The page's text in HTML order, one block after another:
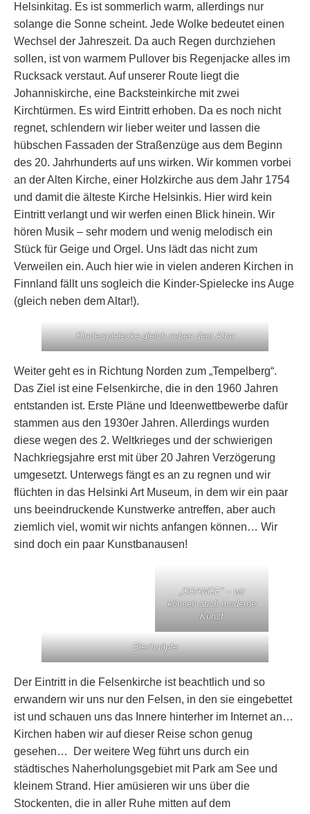
Helsinkitag. Es ist sommerlich warm, allerdings nur
solange die Sonne scheint. Jede Wolke bedeutet einen
Wechsel der Jahreszeit. Da auch Regen durchziehen
sollen, ist von warmem Pullover bis Regenjacke alles im
Rucksack verstaut. Auf unserer Route liegt die
Johanniskirche, eine Backsteinkirche mit zwei
Kirchtürmen. Es wird Eintritt erhoben. Da es noch nicht
regnet, schlendern wir lieber weiter und lassen die
hübschen Fassaden der Straßenzüge aus dem Beginn
des 20. Jahrhunderts auf uns wirken. Wir kommen vorbei
an der Alten Kirche, einer Holzkirche aus dem Jahr 1754
und damit die älteste Kirche Helsinkis. Hier wird kein
Eintritt verlangt und wir werfen einen Blick hinein. Wir
hören Musik – sehr modern und wenig melodisch ein
Stück für Geige und Orgel. Uns lädt das nicht zum
Verweilen ein. Auch hier wie in vielen anderen Kirchen in
Finnland fällt uns sogleich die Kinder-Spielecke ins Auge
(gleich neben dem Altar!).
Kinderspielecke gleich neben dem Altar
Weiter geht es in Richtung Norden zum „Tempelberg“.
Das Ziel ist eine Felsenkirche, die in den 1960 Jahren
entstanden ist. Erste Pläne und Ideenwettbewerbe dafür
stammen aus den 1930er Jahren. Allerdings wurden
diese wegen des 2. Weltkrieges und der schwierigen
Nachkriegsjahre erst mit über 20 Jahren Verzögerung
umgesetzt. Unterwegs fängt es an zu regnen und wir
flüchten in das Helsinki Art Museum, in dem wir ein paar
uns beeindruckende Kunstwerke antreffen, aber auch
ziemlich viel, womit wir nichts anfangen können… Wir
sind doch ein paar Kunstbanausen!
„ORANGE“ – wir
können auch moderne
Kunst
Blechnäpfe
Der Eintritt in die Felsenkirche ist beachtlich und so
erwandern wir uns nur den Felsen, in den sie eingebettet
ist und schauen uns das Innere hinterher im Internet an…
Kirchen haben wir auf dieser Reise schon genug
gesehen… Der weitere Weg führt uns durch ein
städtisches Naherholungsgebiet mit Park am See und
kleinem Strand. Hier amüsieren wir uns über die
Stockenten, die in aller Ruhe mitten auf dem